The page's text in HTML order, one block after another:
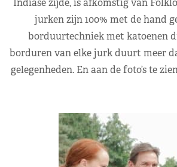
Indiase zijde, is afkomstig van
jurken zijn 100% met de hand
borduurtechniek met katoenen
borduren van elke jurk duurt meer
gelegenheden. En aan de foto’s te